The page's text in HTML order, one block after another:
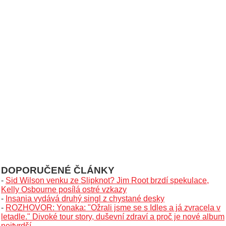
DOPORUČENÉ ČLÁNKY
- Sid Wilson venku ze Slipknot? Jim Root brzdí spekulace,
Kelly Osbourne posílá ostré vzkazy
- Insania vydává druhý singl z chystané desky
- ROZHOVOR: Yonaka: "Ožrali jsme se s Idles a já zvracela v
letadle." Divoké tour story, duševní zdraví a proč je nové album